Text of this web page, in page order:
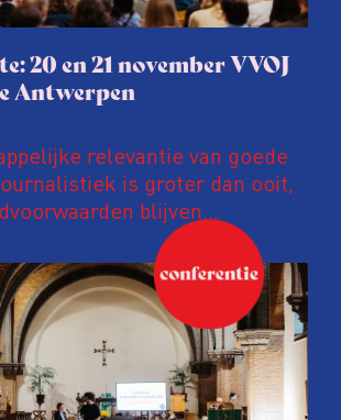
20 en 21 november VVOJ
Antwerpen
relevantie van goede
is groter dan ooit,
blijven
de komende VVOJ
we in De
werkelijkheid: een eerlijke
op de staat van ons vak.